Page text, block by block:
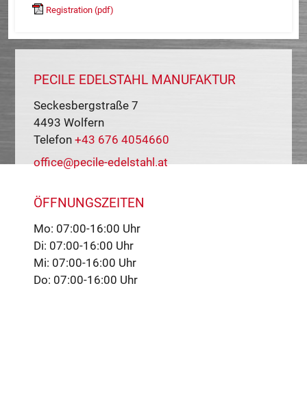
Registration (pdf)
PECILE EDELSTAHL MANUFAKTUR
Seckesbergstraße 7
4493 Wolfern
Telefon +43 676 4054660
office@pecile-edelstahl.at
ÖFFNUNGSZEITEN
Mo: 07:00-16:00 Uhr
Di: 07:00-16:00 Uhr
Mi: 07:00-16:00 Uhr
Do: 07:00-16:00 Uhr